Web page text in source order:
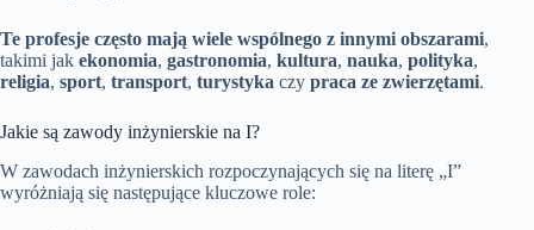
Te profesje często mają wiele wspólnego z innymi obszarami,
takimi jak ekonomia, gastronomia, kultura, nauka, polityka,
religia, sport, transport, turystyka czy praca ze zwierzętami.
Jakie są zawody inżynierskie na I?
W zawodach inżynierskich rozpoczynających się na literę „I”
wyróżniają się następujące kluczowe role: